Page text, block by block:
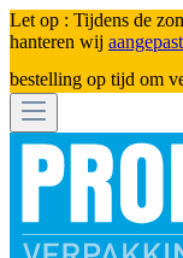
Let op : Tijdens de
hanteren wij
bestelling op tijd om